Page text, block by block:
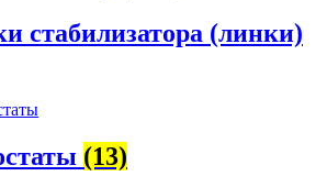
стабилизатора (линки)
(13)